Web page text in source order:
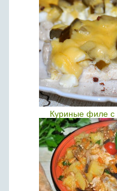
Куриные филе с